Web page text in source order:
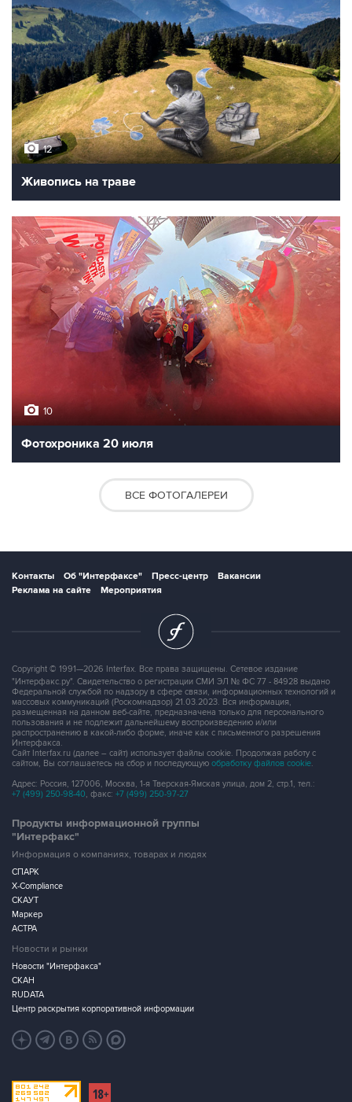
12
Живопись на траве
10
Фотохроника 20 июля
ВСЕ ФОТОГАЛЕРЕИ
Контакты Об "Интерфаксе" Пресс-центр
Вакансии
Реклама на сайте
Мероприятия
Copyright © 1991—2026 Interfax. Все права защищены. Сетевое издание
"Интерфакс.ру". Свидетельство о регистрации СМИ ЭЛ № ФС 77 - 84928 выдано
Федеральной службой по надзору в сфере связи, информационных технологий и
массовых коммуникаций (Роскомнадзор) 21.03.2023. Вся информация,
размещенная на данном веб-сайте, предназначена только для персонального
пользования и не подлежит дальнейшему воспроизведению и/или
распространению в какой-либо форме, иначе как с письменного разрешения
Интерфакса.
Сайт Interfax.ru (далее – сайт) использует файлы cookie. Продолжая работу с
сайтом, Вы соглашаетесь на сбор и последующую обработку файлов cookie.
Адрес: Россия, 127006, Москва, 1-я Тверская-Ямская улица, дом 2, стр.1, тел.:
+7 (499) 250-98-40, факс: +7 (499) 250-97-27
Продукты информационной группы
"Интерфакс"
Информация о компаниях, товарах и людях
СПАРК
X-Compliance
СКАУТ
Маркер
АСТРА
Новости и рынки
Новости "Интерфакса"
СКАН
RUDATA
Центр раскрытия корпоративной информации